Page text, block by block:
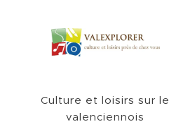
Culture et loisirs sur le
valenciennois